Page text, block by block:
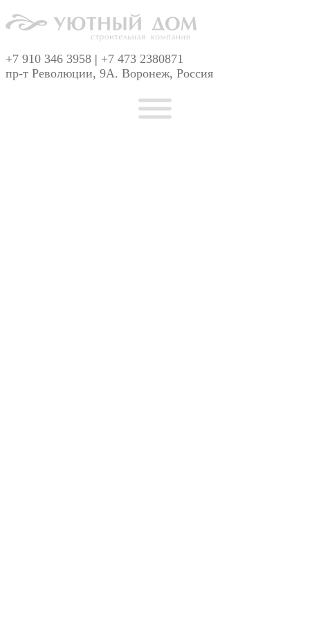
+7 910 346 3958 | +7 473 2380871
пр-т Революции, 9А. Воронеж, Россия